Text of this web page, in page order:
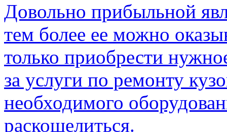
Довольно прибыльной
тем более ее можно
только приобрести
за услуги по ремонту
необходимого
раскошелиться.